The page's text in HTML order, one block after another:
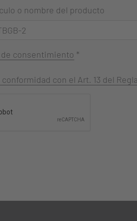
o nombre del producto
de consentimiento *
con el Art. 13 del